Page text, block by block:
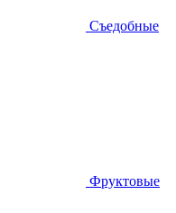
Съедобные
Фруктовые